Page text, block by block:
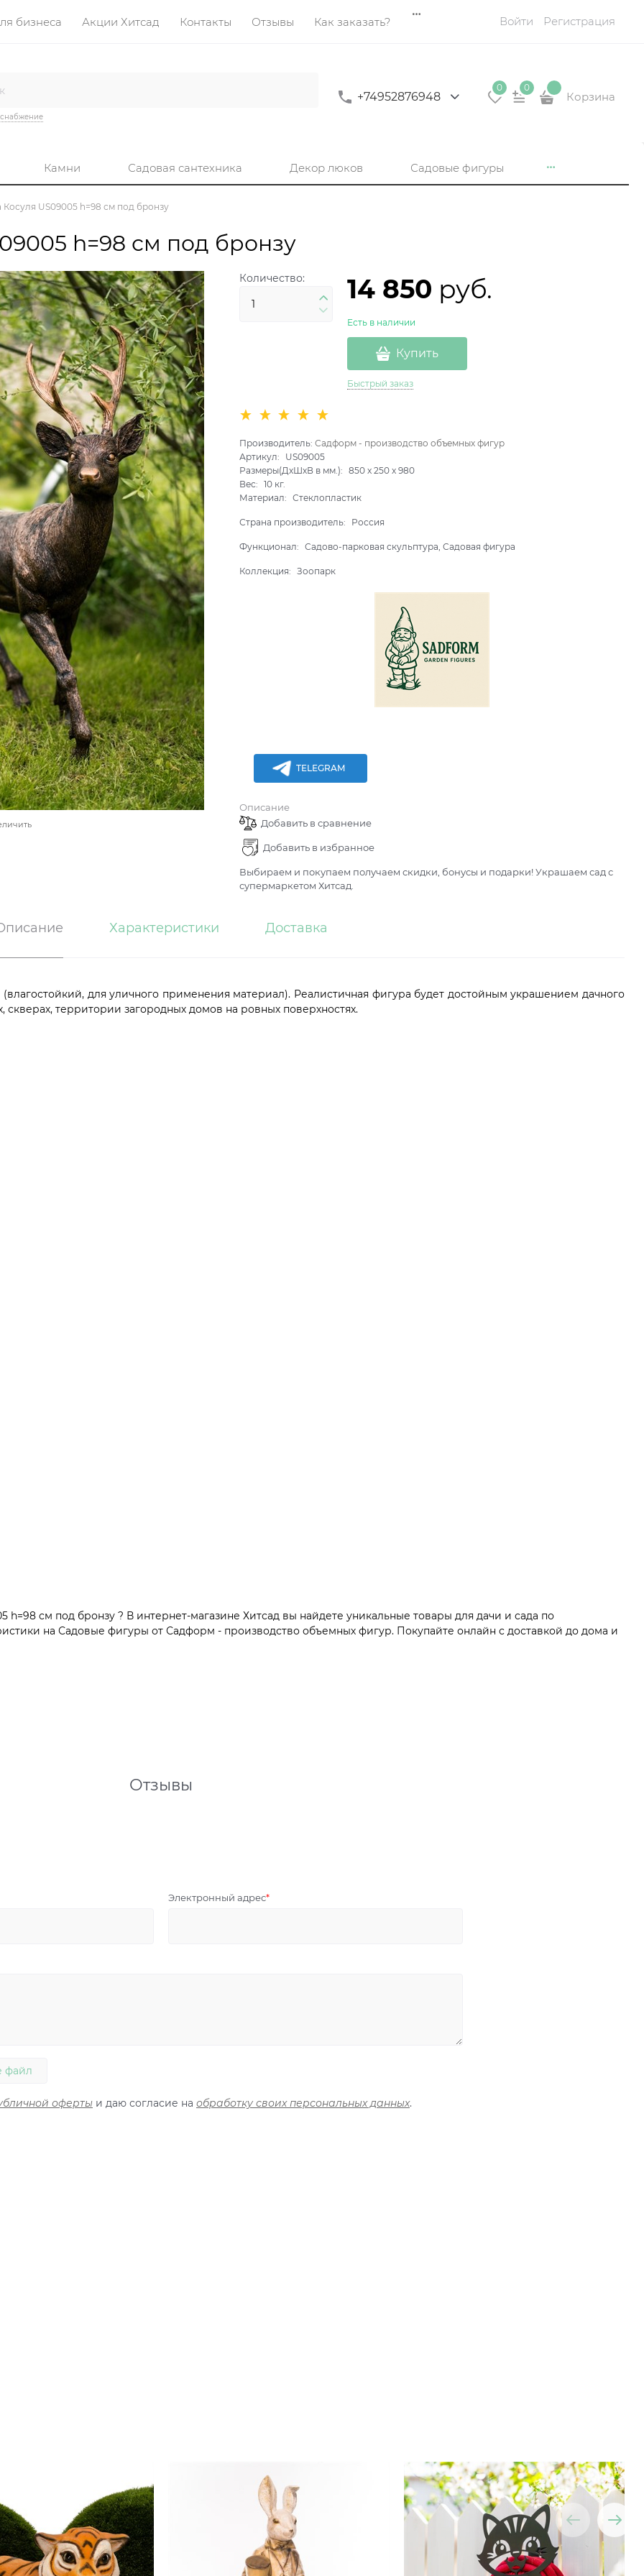
бизнеса Акции Хитсад Контакты Отзывы Как заказать? Войти Регистрация
+74952876948
0 0
Корзина
Камни Садовая сантехника Декор люков Садовые фигуры
Косуля US09005 h=98 см под бронзу
h=98 см под бронзу
Количество: 14 850 руб.
Есть в наличии
Купить
Быстрый заказ
Производитель:Садформ - производство объемных фигур
Артикул:
US09005
Размеры(ДхШхВ в мм.):
850 x250 x980
Вес:
10 кг.
Материал:
Стеклопластик
Страна производитель: Россия
Функционал: Садово-парковая скульптура, Садовая фигура
Коллекция: Зоопарк
TELEGRAM
Описание
Добавить в сравнение
Добавить в избранное
Выбираем и покупаем получаем скидки, бонусы и подарки! Украшаем сад с
супермаркетом Хитсад.
Характеристики Доставка
(влагостойкий, для уличного применения материал). Реалистичная фигура будет достойным украшением дачного
территории загородных домов на ровных поверхностях.
см под бронзу ? В интернет-магазине Хитсад вы найдете уникальные товары для дачи и сада по
на Садовые фигуры от Садформ - производство объемных фигур. Покупайте онлайн с доставкой до дома и
Отзывы
Электронный адрес
файл
оферты и даю согласие на обработку своих персональных данных.